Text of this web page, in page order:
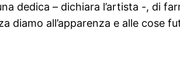
dedica – dichiara l’artista -, di
diamo all’apparenza e alle